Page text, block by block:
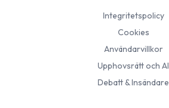
Integritetspolicy
Cookies
Användarvillkor
Upphovsrätt och AI
Debatt & Insändare